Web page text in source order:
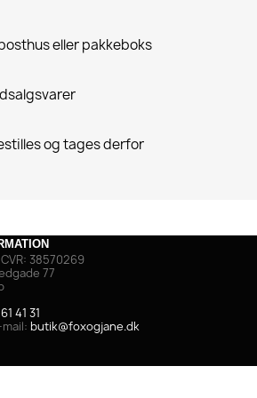
eller pakkeboks
og tages derfor
38570269
77
41 31
butik@foxogjane.dk